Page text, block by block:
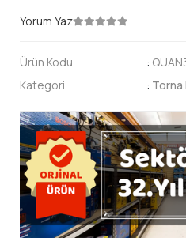
Yorum Yaz
Ürün Kodu :
Kategori
: Torna